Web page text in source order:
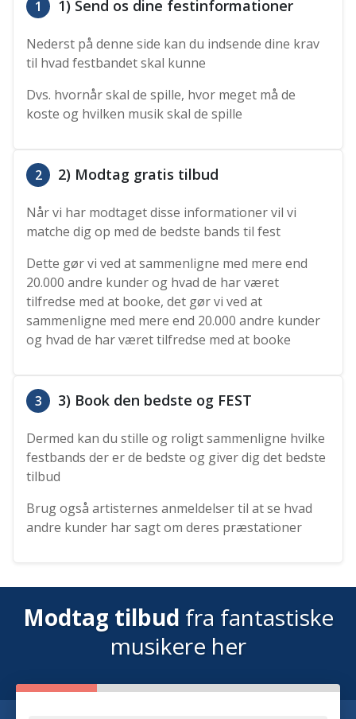
1 1) Send os dine festinformationer
Nederst på denne side kan du indsende dine krav
til hvad festbandet skal kunne
Dvs. hvornår skal de spille, hvor meget må de
koste og hvilken musik skal de spille
2 2) Modtag gratis tilbud
Når vi har modtaget disse informationer vil vi
matche dig op med de bedste bands til fest
Dette gør vi ved at sammenligne med mere end
20.000 andre kunder og hvad de har været
tilfredse med at booke, det gør vi ved at
sammenligne med mere end 20.000 andre kunder
og hvad de har været tilfredse med at booke
3 3) Book den bedste og FEST
Dermed kan du stille og roligt sammenligne hvilke
festbands der er de bedste og giver dig det bedste
tilbud
Brug også artisternes anmeldelser til at se hvad
andre kunder har sagt om deres præstationer
Modtag tilbud fra fantastiske
musikere her